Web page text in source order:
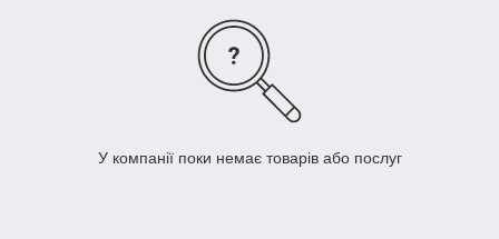
У компанії поки немає товарів або послуг